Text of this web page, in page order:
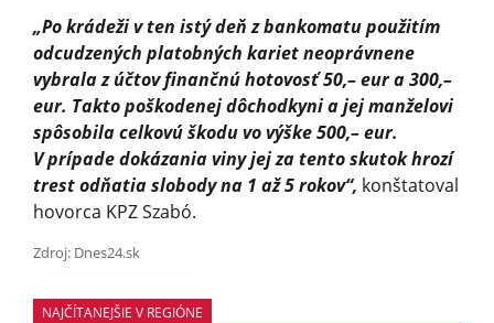
„Po krádeži v ten istý deň z bankomatu použitím
odcudzených platobných kariet neoprávnene
vybrala z účtov finančnú hotovosť 50,– eur a 300,–
eur. Takto poškodenej dôchodkyni a jej manželovi
spôsobila celkovú škodu vo výške 500,– eur.
V prípade dokázania viny jej za tento skutok hrozí
trest odňatia slobody na 1 až 5 rokov“, konštatoval
hovorca KPZ Szabó.
Zdroj: Dnes24.sk
NAJČÍTANEJŠIE V REGIÓNE